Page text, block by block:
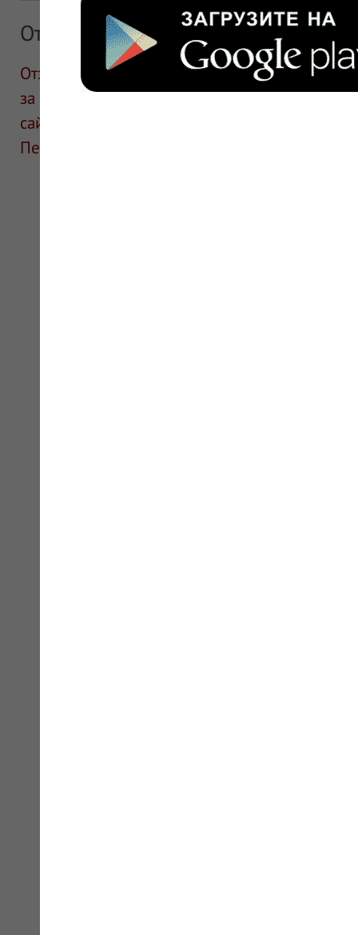
Отзывы
Отзывы размещают посетители сайта.
за информацию в отзывах. Описание
сайте для ознакомления и не является
Перед применением необходима